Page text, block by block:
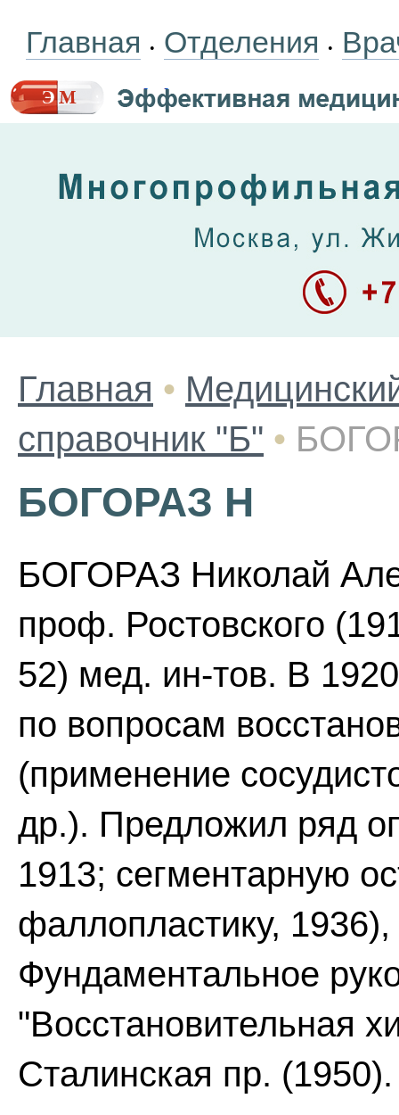
Главная • Отделения •
Главная •
справочник "Б" •
БОГОРАЗ Н
БОГОРАЗ Николай
проф. Ростовского
52) мед. ин-тов. В
по вопросам
(применение
др.). Предложил ряд
1913; сегментарную
фаллопластику,
Фундаментальное
"Восстановительная
Сталинская пр. (1950).